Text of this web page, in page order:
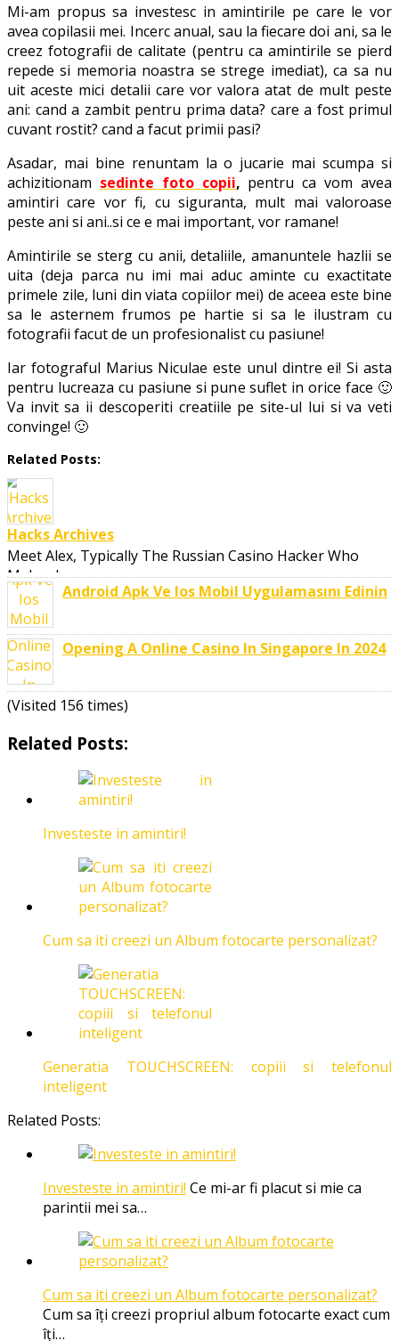
Mi-am propus sa investesc in amintirile pe care le vor
avea copilasii mei. Incerc anual, sau la fiecare doi ani, sa le
creez fotografii de calitate (pentru ca amintirile se pierd
repede si memoria noastra se strege imediat), ca sa nu
uit aceste mici detalii care vor valora atat de mult peste
ani: cand a zambit pentru prima data? care a fost primul
cuvant rostit? cand a facut primii pasi?
Asadar, mai bine renuntam la o jucarie mai scumpa si
achizitionam sedinte foto copii, pentru ca vom avea
amintiri care vor fi, cu siguranta, mult mai valoroase
peste ani si ani..si ce e mai important, vor ramane!
Amintirile se sterg cu anii, detaliile, amanuntele hazlii se
uita (deja parca nu imi mai aduc aminte cu exactitate
primele zile, luni din viata copiilor mei) de aceea este bine
sa le asternem frumos pe hartie si sa le ilustram cu
fotografii facut de un profesionalist cu pasiune!
Iar fotograful Marius Niculae este unul dintre ei! Si asta
pentru lucreaza cu pasiune si pune suflet in orice face 🙂
Va invit sa ii descoperiti creatiile pe site-ul lui si va veti
convinge! 🙂
Related Posts:
Hacks Archives
Meet Alex, Typically The Russian Casino Hacker Who
Makes Large ..
Android Apk Ve Ios Mobil Uygulamasını Edinin
Opening A Online Casino In Singapore In 2024
(Visited 156 times)
Related Posts:
Investeste in amintiri!
Cum sa iti creezi un Album fotocarte personalizat?
Generatia TOUCHSCREEN: copiii si telefonul
inteligent
Related Posts:
Investeste in amintiri! Ce mi-ar fi placut si mie ca
parintii mei sa…
Cum sa iti creezi un Album fotocarte personalizat?
Cum sa îți creezi propriul album fotocarte exact cum
îți…